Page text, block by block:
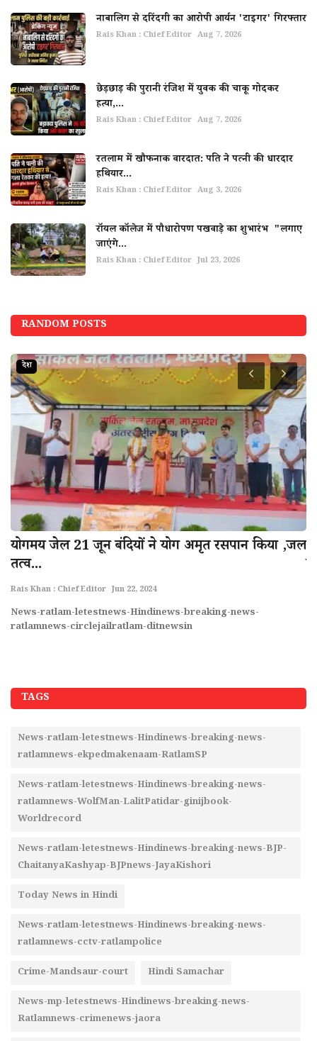
नाबालिग से दरिंदगी का आरोपी आर्यन 'टाइगर' गिरफ्तार
Rais Khan : Chief Editor Aug 7, 2026
छेड़छाड़ की पुरानी रंजिश में युवक की चाकू गोदकर
हत्या,...
Rais Khan : Chief Editor Aug 7, 2026
रतलाम में खौफनाक वारदात: पति ने पत्नी की धारदार
हथियार...
Rais Khan : Chief Editor Aug 3, 2026
रॉयल कॉलेज में पौधारोपण पखवाड़े का शुभारंभ "लगाए
जाएंगे...
Rais Khan : Chief Editor Jul 23, 2026
RANDOM POSTS
देश
योगमय जेल 21 जून बंदियों ने योग अमृत रसपान किया ,जल
तत्व...
Rais Khan : Chief Editor Jun 22, 2024
News-ratlam-letestnews-Hindinews-breaking-news-
ratlamnews-circlejailratlam-ditnewsin
TAGS
News-ratlam-letestnews-Hindinews-breaking-news-
ratlamnews-ekpedmakenaam-RatlamSP
News-ratlam-letestnews-Hindinews-breaking-news-
ratlamnews-WolfMan-LalitPatidar-ginijbook-
Worldrecord
News-ratlam-letestnews-Hindinews-breaking-news-BJP-
ChaitanyaKashyap-BJPnews-JayaKishori
Today News in Hindi
News-ratlam-letestnews-Hindinews-breaking-news-
ratlamnews-cctv-ratlampolice
Crime-Mandsaur-court Hindi Samachar
News-mp-letestnews-Hindinews-breaking-news-
Ratlamnews-crimenews-jaora